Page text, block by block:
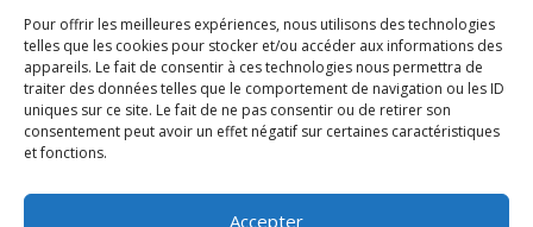
Pour offrir les meilleures expériences, nous utilisons des technologies
telles que les cookies pour stocker et/ou accéder aux informations des
appareils. Le fait de consentir à ces technologies nous permettra de
traiter des données telles que le comportement de navigation ou les ID
uniques sur ce site. Le fait de ne pas consentir ou de retirer son
consentement peut avoir un effet négatif sur certaines caractéristiques
et fonctions.
Accepter
Rocknfool, n'hésite
pas à nous envoyer
tes chroniques de
concerts, de films,
séries ou des billets
d'humeur :
net